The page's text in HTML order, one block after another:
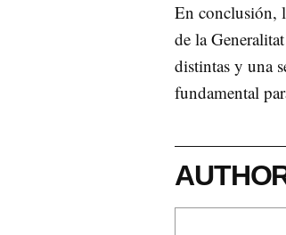
En conclusión,
de la
distintas y una
fundamental